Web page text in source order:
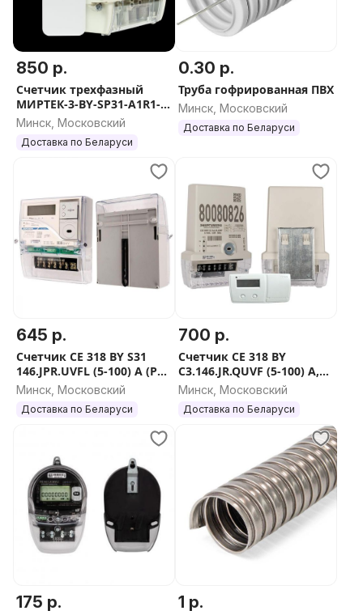
850 р.
Счетчик трехфазный
МИРТЕК-3-BY-SP31-A1R1-
230-5-100A-T-RF433/1-
HKOQ1V3 с МИРТ-830.
Минск, Московский
Доставка по Беларуси
0.30 р.
Труба гофрированная ПВХ
Минск, Московский
Доставка по Беларуси
645 р.
Счетчик СЕ 318 BY S31
146.JPR.UVFL (5-100) А (PLC
и радиомодемом)
Минск, Московский
Доставка по Беларуси
700 р.
Счетчик CE 318 BY
C3.146.JR.QUVF (5-100) А,
(оптопорт, радиомодем,
реле управления
нагрузкой)
Минск, Московский
Доставка по Беларуси
175 р. 1 р.